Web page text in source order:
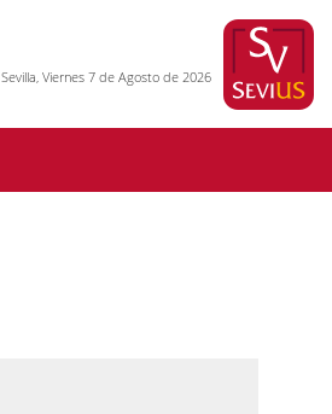
Sevilla, Viernes 7 de Agosto de 2026